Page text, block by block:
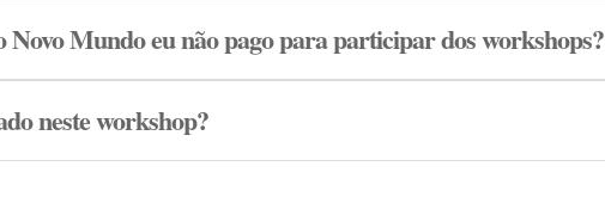
Mundo eu não pago para participar dos workshops?
neste workshop?